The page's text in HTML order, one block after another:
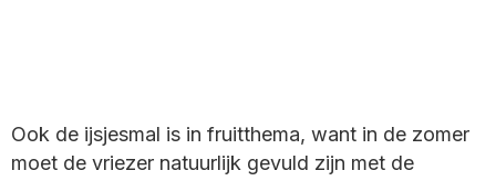
Ook de ijsjesmal is in fruitthema, want in de zomer
moet de vriezer natuurlijk gevuld zijn met de